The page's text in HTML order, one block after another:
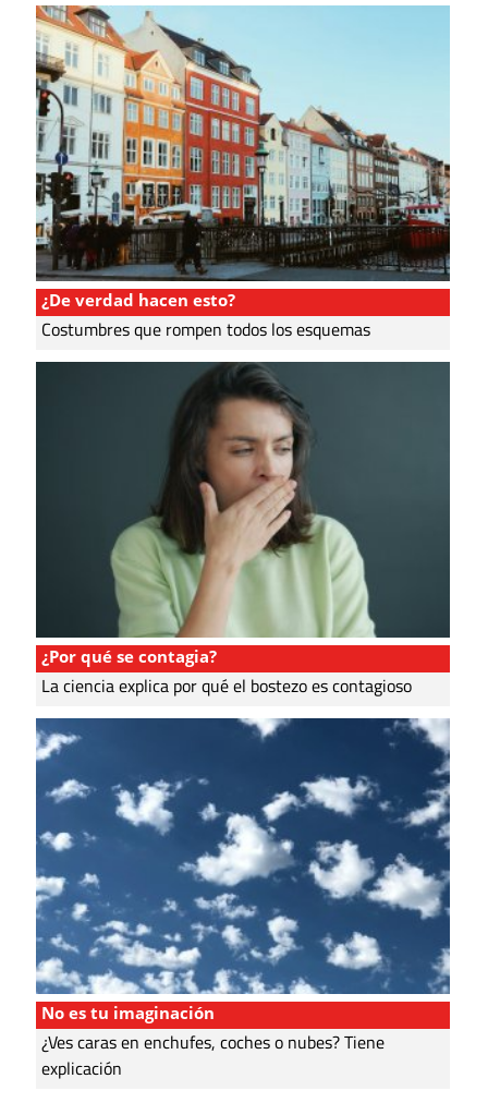
¿De verdad hacen esto?
Costumbres que rompen todos los esquemas
¿Por qué se contagia?
La ciencia explica por qué el bostezo es contagioso
No es tu imaginación
¿Ves caras en enchufes, coches o nubes? Tiene
explicación